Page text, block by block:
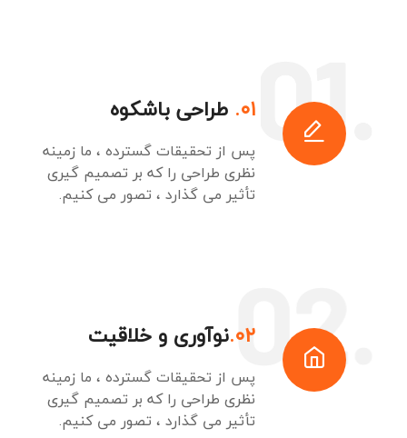
۰۱. طراحی باشکوه
پس از تحقیقات گسترده ، ما زمینه
نظری طراحی را که بر تصمیم گیری
تأثیر می گذارد ، تصور می کنیم.
۰۲. نوآوری و خلاقیت
پس از تحقیقات گسترده ، ما زمینه
نظری طراحی را که بر تصمیم گیری
تأثیر می گذارد ، تصور می کنیم.